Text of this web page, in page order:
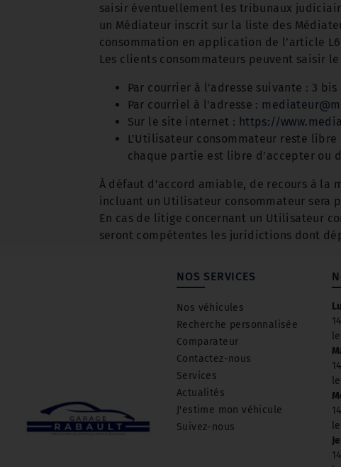
saisir éventuellement les tribunaux
un Médiateur inscrit sur la liste des
consommation en application de l’article
Les clients consommateurs peuvent saisir
Par courrier à l'adresse suivante : 3 bis
Par courriel à l'adresse :
Sur le site internet : https://
L’Utilisateur consommateur reste
chaque partie est libre d’accepter ou
À défaut d’accord amiable, de recours à
incluant un Utilisateur consommateur sera
En cas de litige concernant un Utilisateur
seront compétentes les juridictions dont
NOS SERVICES
Nos véhicules
Recherche personnalisée
Comparateur
Contactez-nous
Services
Actualités
J'estime mon véhicule
Suivez-nous